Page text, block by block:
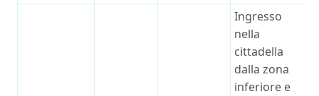
Ingresso
nella
cittadella
dalla zona
inferiore e